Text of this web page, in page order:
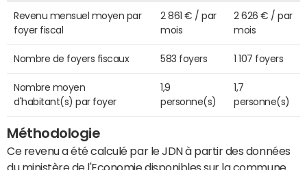
Revenu mensuel moyen par
foyer fiscal
2 861 € / par
mois
2 626 € / par
mois
Nombre de foyers fiscaux 583 foyers 1 107 foyers
Nombre moyen
d'habitant(s) par foyer
1,9
personne(s)
1,7
personne(s)
Méthodologie
Ce revenu a été calculé par le JDN à partir des données
du ministère de l'Economie disponibles sur la commune.